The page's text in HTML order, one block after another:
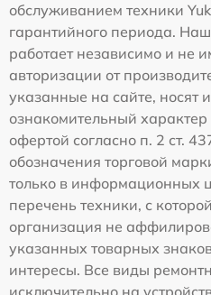
обслуживанием техники
гарантийного периода.
работает независимо и не
авторизации от
указанные на сайте, носят
ознакомительный
офертой согласно п. 2 ст.
обозначения торговой
только в информационных
перечень техники, с
организация не
указанных товарных
интересы. Все виды